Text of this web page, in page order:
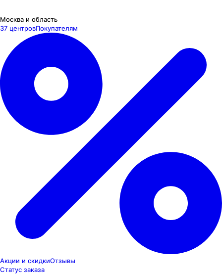
Москва и область
37 центровПокупателям
Акции и скидкиОтзывы
Статус заказа